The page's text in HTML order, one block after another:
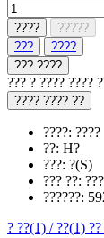
????
?????
???
????
??? ????
??? ? ???? ????
???? ???? ??
????: ????
??: H?
???: ?(S)
??? ??:
??????:
? ??(1) / ??(1) ??